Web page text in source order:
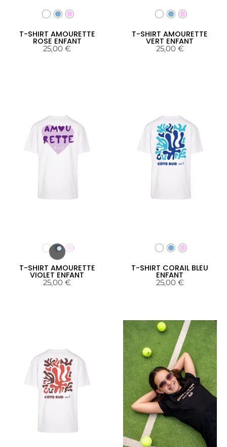
T-SHIRT AMOURETTE
ROSE ENFANT
25,00€
T-SHIRT AMOURETTE
VERT ENFANT
25,00 €
T-SHIRT AMOURETTE
VIOLET ENFANT
25,00€
T-SHIRT CORAIL BLEU
ENFANT
25,00 €